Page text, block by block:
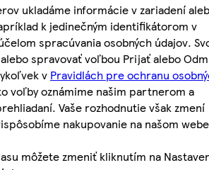
ukladáme informácie v zariadení
k jedinečným identifikátorom v
spracúvania osobných údajov.
spravovať voľbou Prijať alebo
v Pravidlách pre ochranu
voľby oznámime našim partnerom a
Vaše rozhodnutie však zmení
nakupovanie na našom
môžete zmeniť kliknutím na